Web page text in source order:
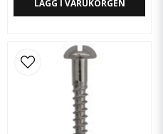
LÄGG I VARUKORGEN